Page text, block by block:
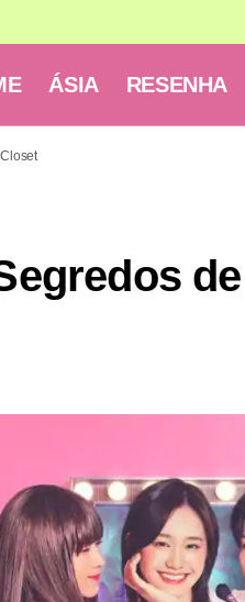
ÁSIA RESENHA